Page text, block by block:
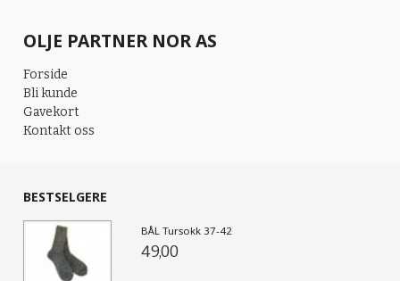
OLJE PARTNER NOR AS
Forside
Bli kunde
Gavekort
Kontakt oss
BESTSELGERE
BÅL Tursokk 37-42
49,00